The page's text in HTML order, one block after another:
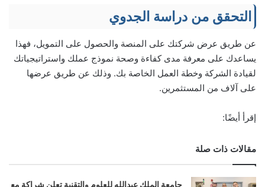
التحقق من دراسة الجدوي
عن طريق عرض شركتك على المنصة والحصول على التمويل، فهذا
يساعدك على معرفة مدى كفاءة وصحة نموذج عملك واستراتيجياتك
لقيادة الشركة وخطة العمل الخاصة بك. وذلك عن طريق عرضها
على آلاف من المستثمرين.
إقرأ أيضًا:
مقالات ذات صلة
جامعة الملك عبدالله للعلوم والتقنية تعلن شراكة مع